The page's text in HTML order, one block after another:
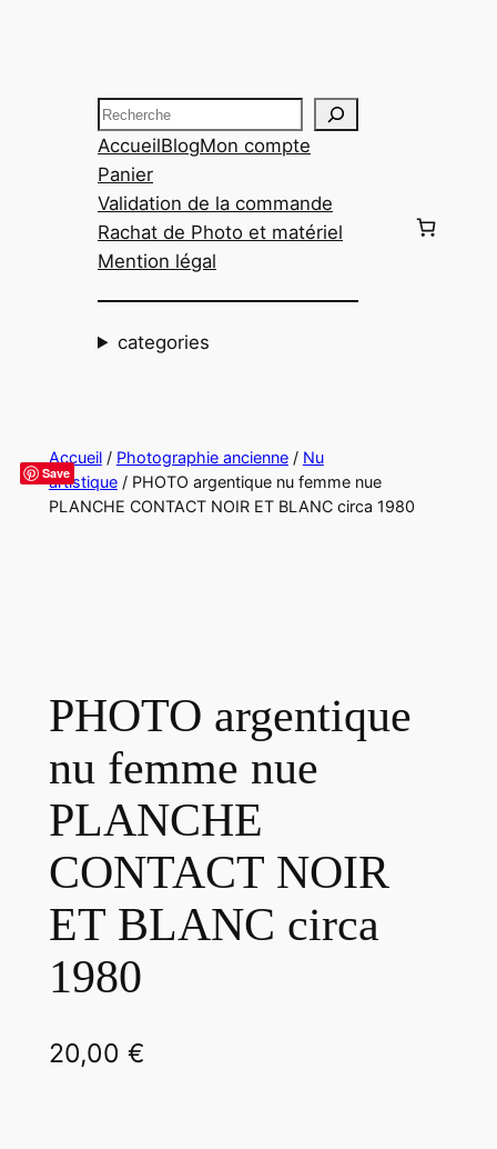
Recherche
AccueilBlogMon compte
Panier
Validation de la commande
Rachat de Photo et matériel
Mention légal
categories
Save
Accueil/ Photographie ancienne/ Nu
artistique/ PHOTO argentique nu femme nue
PLANCHE CONTACT NOIR ET BLANC circa 1980
PHOTO argentique
nu femme nue
PLANCHE
CONTACT NOIR
ET BLANC circa
1980
20,00 €